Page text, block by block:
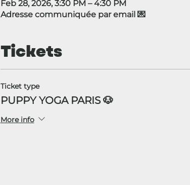
Feb 28, 2026, 3:30 PM – 4:30 PM
Adresse communiquée par email 💌
Tickets
Ticket type
PUPPY YOGA PARIS 🐶
More info